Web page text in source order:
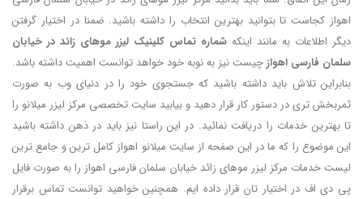
اهواز کجاست تا بتوانید بهترین انتخاب را داشته باشید. ضمنا در اختیار گرفتن
دیگر اطلاعات به مانند اینکه شماره تماس کلینیک لیزر موهای زائد در خیابان
سلمان فارسی اهوازچیست نیز به نوبه خود خواهد توانست اهمیت داشته باشد.
بنابراین تلاش باید داشته باشید که جستجوی خود را در دنیای وب به صورت
ثمربخش تری در دستور کار قرار دهید و بیابید سایت تخصصی مرکز لیزر میلانو را
تا بهترین خدمات را دریافت نمائید. در این راستا نیز باید در ذهن داشته باشید
این موضوع را که ما در این صفحه از سایت میلانو اهواز کامل ترین و جامع ترین
لیست خدمات مرکز لیزر موهای زائد خیابان سلمان فارسی اهواز را به صورت فایل
پی دی اف در اختیار تان قرار داده ایم. همچنین خواهید توانست تماس برقرار